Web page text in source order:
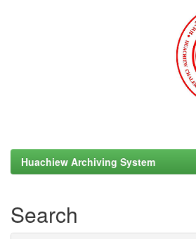
Huachiew Archiving System
Search